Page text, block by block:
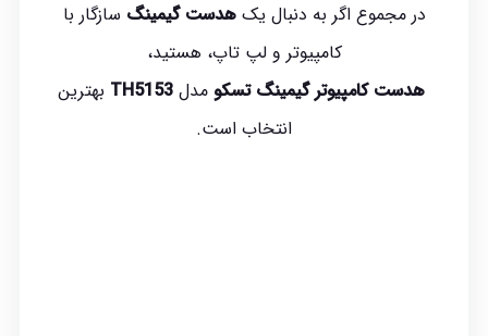
در مجموع اگر به دنبال یکهدست گیمینگ سازگار با
کامپیوتر و لپ تاپ، هستید،
هدست کامپیوتر گیمینگ تسکو مدل TH5153 بهترین
انتخاب است.